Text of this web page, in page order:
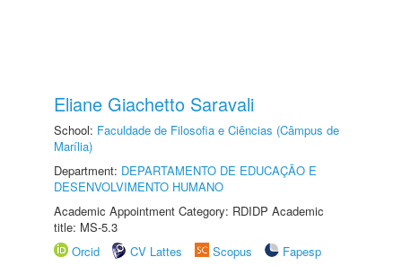
Eliane Giachetto Saravali
School: Faculdade de Filosofia e Ciências (Câmpus de
Marília)
Department: DEPARTAMENTO DE EDUCAÇÃO E
DESENVOLVIMENTO HUMANO
Academic Appointment Category: RDIDP Academic
title: MS-5.3
Orcid
CV Lattes Scopus
Fapesp